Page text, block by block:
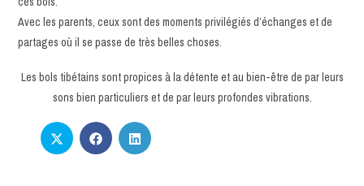
Avec les parents, ceux sont des moments privilégiés d’échanges et de
partages où il se passe de très belles choses.
Les bols tibétains sont propices à la détente et au bien-être de par leurs
sons bien particuliers et de par leurs profondes vibrations.